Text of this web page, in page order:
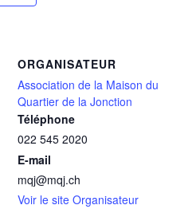
ORGANISATEUR
Association de la Maison du
Quartier de la Jonction
Téléphone
022 545 2020
E-mail
mqj@mqj.ch
Voir le site Organisateur